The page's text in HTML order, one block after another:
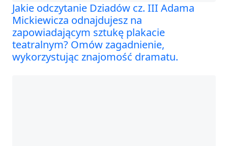
Jakie odczytanie Dziadów cz. III Adama
Mickiewicza odnajdujesz na
zapowiadającym sztukę plakacie
teatralnym? Omów zagadnienie,
wykorzystując znajomość dramatu.